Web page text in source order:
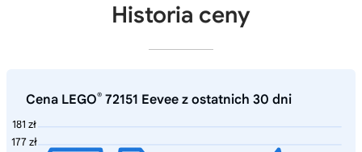
Historia ceny
Cena LEGO® 72151 Eevee z ostatnich 30 dni
181 zł
177 zł